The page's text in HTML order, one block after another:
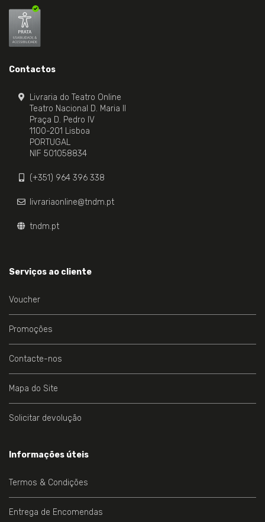
Contactos
Livraria do Teatro Online
Teatro Nacional D. Maria II
Praça D. Pedro IV
1100-201 Lisboa
PORTUGAL
NIF 501058834
(+351) 964 396 338
livrariaonline@tndm.pt
tndm.pt
Serviços ao cliente
Voucher
Promoções
Contacte-nos
Mapa do Site
Solicitar devolução
Informações úteis
Termos & Condições
Entrega de Encomendas